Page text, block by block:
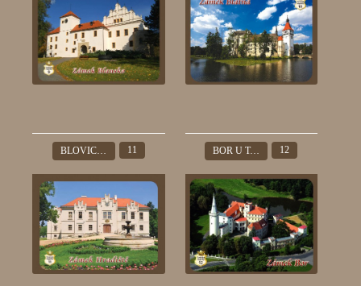
BLOVICE – HRADIŠTĚ 11 BOR U TACHOVA 12